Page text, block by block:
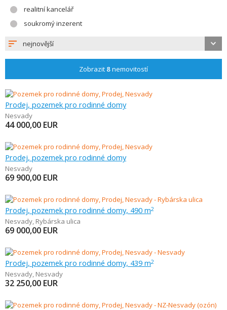
realitní kancelář
soukromý inzerent
nejnovější
Zobrazit 8nemovitostí
Prodej, pozemek pro rodinné domy
Nesvady
44 000,00 EUR
Prodej, pozemek pro rodinné domy
Nesvady
69 900,00 EUR
Prodej, pozemek pro rodinné domy, 490 m2
Nesvady, Rybárska ulica
69 000,00 EUR
Prodej, pozemek pro rodinné domy, 439 m2
Nesvady, Nesvady
32 250,00 EUR